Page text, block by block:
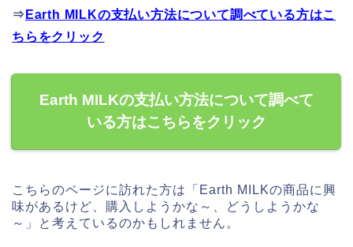
⇒ Earth MILKの支払い方法について調べている方はこ
ちらをクリック
Earth MILKの支払い方法について調べて
いる方はこちらをクリック
こちらのページに訪れた方は「Earth MILKの商品に興
味があるけど、購入しようかな～、どうしようかな
～」と考えているのかもしれません。